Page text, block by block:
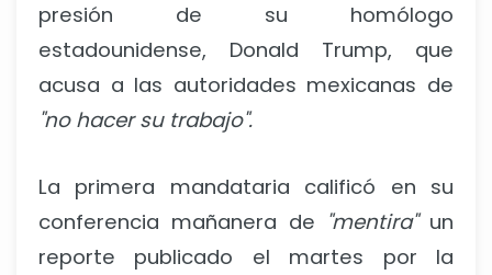
presión de su homólogo
estadounidense, Donald Trump, que
acusa a las autoridades mexicanas de
"no hacer su trabajo".
La primera mandataria calificó en su
conferencia mañanera de "mentira" un
reporte publicado el martes por la